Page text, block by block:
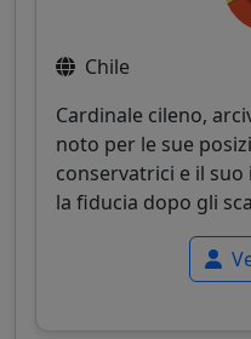
Chile
Cardinale cileno,
noto per le sue
conservatrici e il
la fiducia dopo gli